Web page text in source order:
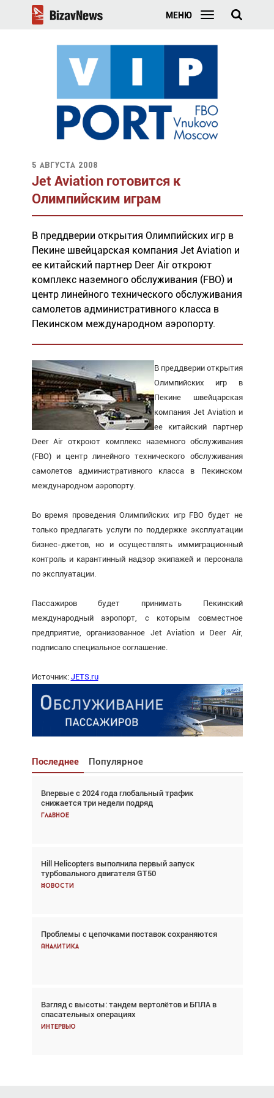
МЕНЮ
5 августа 2008
Jet Aviation готовится к
Олимпийским играм
В преддверии открытия Олимпийских игр в
Пекине швейцарская компания Jet Aviation и
ее китайский партнер Deer Air откроют
комплекс наземного обслуживания (FBO) и
центр линейного технического обслуживания
самолетов административного класса в
Пекинском международном аэропорту.
В преддверии открытия
Олимпийских игр в
Пекине швейцарская
компания Jet Aviation и
ее китайский партнер
Deer Air откроют комплекс наземного обслуживания
(FBO) и центр линейного технического обслуживания
самолетов административного класса в Пекинском
международном аэропорту.
Во время проведения Олимпийских игр FBO будет не
только предлагать услуги по поддержке эксплуатации
бизнес-джетов, но и осуществлять иммиграционный
контроль и карантинный надзор экипажей и персонала
по эксплуатации.
Пассажиров будет принимать Пекинский
международный аэропорт, с которым совместное
предприятие, организованное Jet Aviation и Deer Air,
подписало специальное соглашение.
Источник: JETS.ru
Последнее Популярное
Впервые с 2024 года глобальный трафик
снижается три недели подряд
Главное
Hill Helicopters выполнила первый запуск
турбовального двигателя GT50
Новости
Проблемы с цепочками поставок сохраняются
Аналитика
Взгляд с высоты: тандем вертолётов и БПЛА в
спасательных операциях
Интервью
Взгляд с высоты: тандем вертолётов и БПЛА в
спасательных операциях
Главное
Авиационный фотограф Дэйв Кох: «Фотография
говорит сама за себя... а ИИ всё портит»
Новости
Впервые с 2024 года глобальный трафик
снижается три недели подряд
Частный самолёт – это актив. Подходите к
покупке соответствующим образом
Интервью